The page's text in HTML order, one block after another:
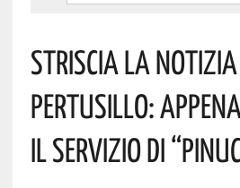
STRISCIA LA
PERTUSILLO:
IL SERVIZIO DI